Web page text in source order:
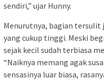
sendiri,” ujar Hunny.
Menurutnya, bagian
yang cukup tinggi. Meski
sejak kecil sudah terbiasa
“Naiknya memang agak
sensasinya luar biasa,